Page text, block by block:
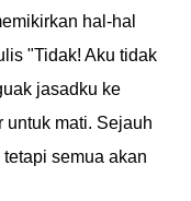
hal-hal
"Tidak! Aku tidak
jasadku ke
untuk mati. Sejauh
semua akan